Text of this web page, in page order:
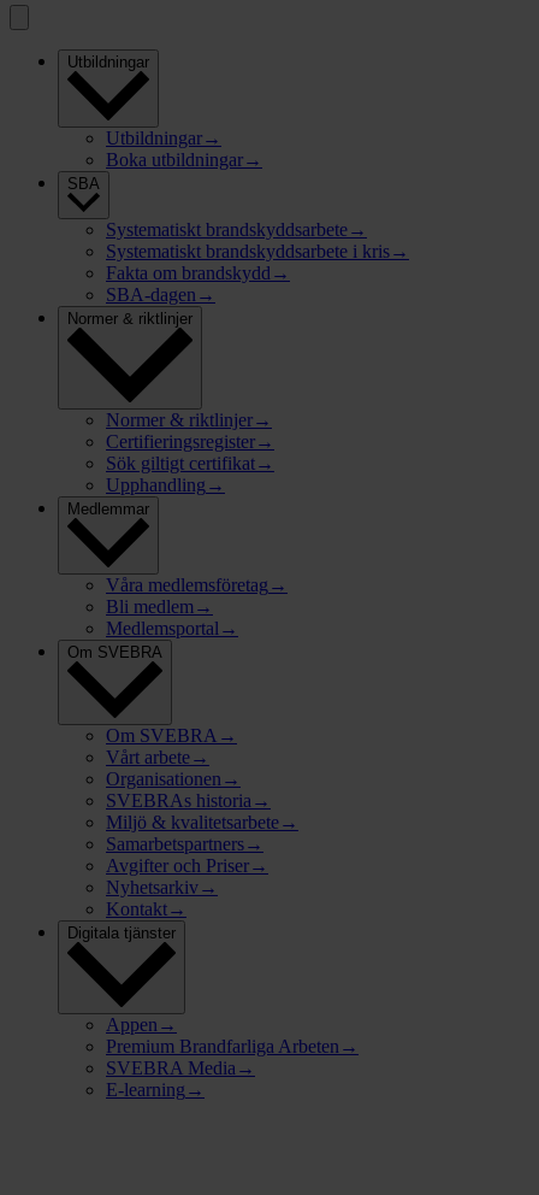
Utbildningar
Utbildningar→
Boka utbildningar→
SBA
Systematiskt brandskyddsarbete→
Systematiskt brandskyddsarbete i kris→
Fakta om brandskydd →
SBA-dagen →
Normer & riktlinjer
Normer & riktlinjer→
Certifieringsregister→
Sök giltigt certifikat→
Upphandling →
Medlemmar
Våra medlemsföretag →
Bli medlem →
Medlemsportal →
Om SVEBRA
Om SVEBRA →
Vårt arbete→
Organisationen →
SVEBRAs historia→
Miljö & kvalitetsarbete→
Samarbetspartners→
Avgifter och Priser→
Nyhetsarkiv→
Kontakt→
Digitala tjänster
Appen →
Premium Brandfarliga Arbeten →
SVEBRA Media→
E-learning→